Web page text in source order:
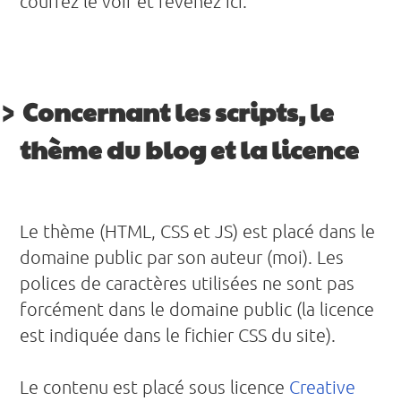
Concernant les scripts, le
thème du blog et la licence
Le thème (HTML, CSS et JS) est placé dans le
domaine public par son auteur (moi). Les
polices de caractères utilisées ne sont pas
forcément dans le domaine public (la licence
est indiquée dans le fichier CSS du site).
Le contenu est placé sous licence Creative